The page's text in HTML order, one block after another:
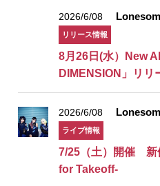
2026/6/08
リリース情報
8月26日(水）New
DIMENSION」リリ
2026/6/08
ライブ情報
7/25（土）開催 新
for Takeoff-